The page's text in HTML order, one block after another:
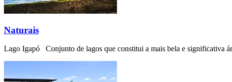
Naturais
Lago Igapó Conjunto de lagos que constitui a mais bela e significativa